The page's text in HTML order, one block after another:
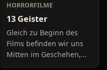
HORRORFILME
13 Geister
Gleich zu Beginn des
Films befinden wir uns
Mitten im Geschehen,
eine Gruppe von Leuten